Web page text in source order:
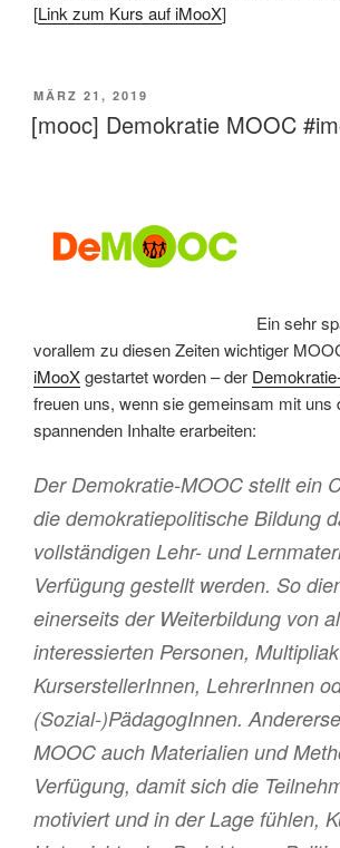
[Link zum Kurs auf iMooX]
VERÖFFENTLICHT
AM
MÄRZ 21, 2019
[mooc] Demokratie MOOC
Ein sehr
vorallem zu diesen Zeiten wichtiger
iMooXgestartet worden – der
freuen uns, wenn sie gemeinsam mit uns
spannenden Inhalte erarbeiten:
Der Demokratie-MOOC stellt ein
die demokratiepolitische Bildung
vollständigen Lehr- und
Verfügung gestellt werden. So
einerseits der Weiterbildung von
interessierten Personen,
KurserstellerInnen, LehrerInnen
(Sozial-)PädagogInnen.
MOOC auch Materialien und
Verfügung, damit sich die
motiviert und in der Lage fühlen,